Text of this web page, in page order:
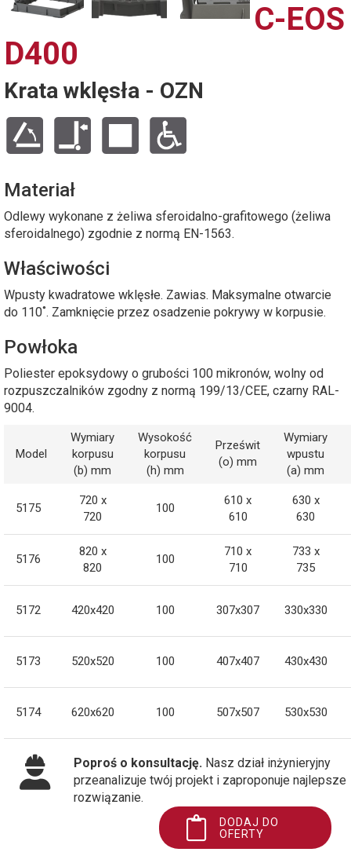
C-EOS
D400
Krata wklęsła - OZN
Materiał
Odlewy wykonane z żeliwa sferoidalno-grafitowego (żeliwa
sferoidalnego) zgodnie z normą EN-1563.
Właściwości
Wpusty kwadratowe wklęsłe. Zawias. Maksymalne otwarcie
do 110˚. Zamknięcie przez osadzenie pokrywy w korpusie.
Powłoka
Poliester epoksydowy o grubości 100 mikronów, wolny od
rozpuszczalników zgodny z normą 199/13/CEE, czarny RAL-
9004.
Model
Wymiary
korpusu
(b) mm
Wysokość
korpusu
(h) mm
Prześwit
(o) mm
Wymiary
wpustu
(a) mm
5175
720 x
720
100
610 x
610
630 x
630
5176
820 x
820
100
710 x
710
733 x
735
5172 420x420 100 307x307 330x330
5173 520x520 100 407x407 430x430
5174 620x620 100 507x507 530x530
Poproś o konsultację. Nasz dział inżynieryjny
przeanalizuje twój projekt i zaproponuje najlepsze
rozwiązanie.
DODAJ DO
OFERTY